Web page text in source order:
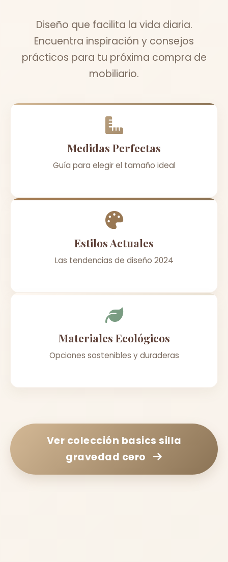
Diseño que facilita la vida diaria.
Encuentra inspiración y consejos
prácticos para tu próxima compra de
mobiliario.
Medidas Perfectas
Guía para elegir el tamaño ideal
Estilos Actuales
Las tendencias de diseño 2024
Materiales Ecológicos
Opciones sostenibles y duraderas
Ver colección basics silla
gravedad cero